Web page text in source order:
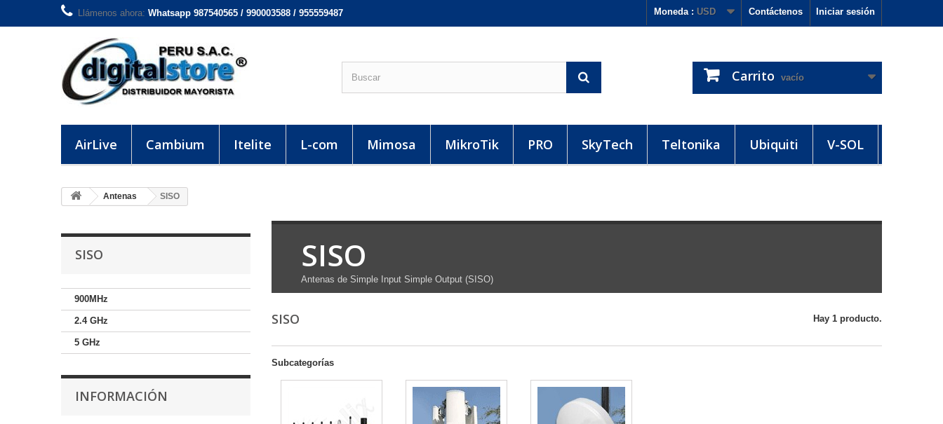
Iniciar sesión
Contáctenos
Llámenos ahora: Whatsapp 987540565 / 990003588 / 955559487 Moneda : USD
Carrito vacío
AirLive Cambium Itelite L-com Mimosa MikroTik PRO SkyTech Teltonika Ubiquiti V-SOL
Antenas SISO
SISO
900MHz
2.4 GHz
5 GHz
INFORMACIÓN
SISO
Antenas de Simple Input Simple Output (SISO)
SISO Hay 1 producto.
Subcategorías